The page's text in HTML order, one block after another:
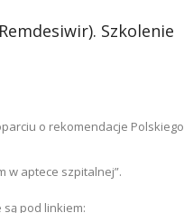
Szkolenie
o rekomendacje Polskiego
w aptece szpitalnej”.
pod linkiem: